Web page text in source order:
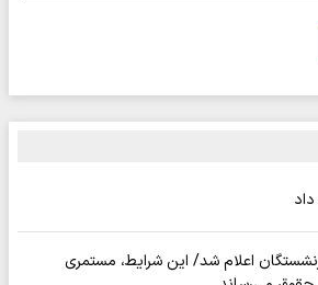
اعلام شد/ این شرایط، مستمری